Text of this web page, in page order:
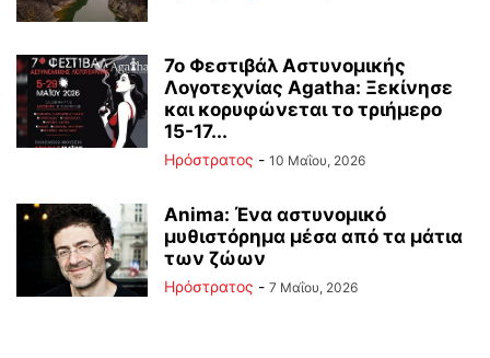
7ο Φεστιβάλ Αστυνομικής
Λογοτεχνίας Agatha: Ξεκίνησε
και κορυφώνεται το τριήμερο
15-17...
Ηρόστρατος - 10 Μαΐου, 2026
Anima: Ένα αστυνομικό
μυθιστόρημα μέσα από τα μάτια
των ζώων
Ηρόστρατος - 7 Μαΐου, 2026